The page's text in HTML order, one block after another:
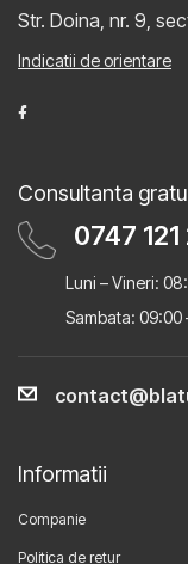
Str. Doina, nr. 9,
Indicatii de orientare
Consultanta
0747 121
Luni – Vineri:
Sambata: 09:00
Informatii
Companie
Politica de retur